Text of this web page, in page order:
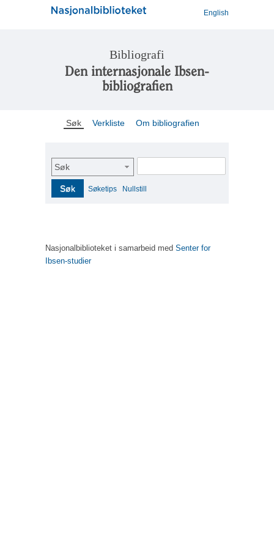
English
Bibliografi
Den internasjonale Ibsen-
bibliografien
Søk Verkliste Om bibliografien
Søk
Søk Søketips Nullstill
Nasjonalbiblioteket i samarbeid med Senter for
Ibsen-studier